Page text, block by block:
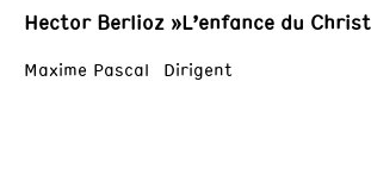
Hector Berlioz »L’enfance du
Maxime Pascal Dirigent